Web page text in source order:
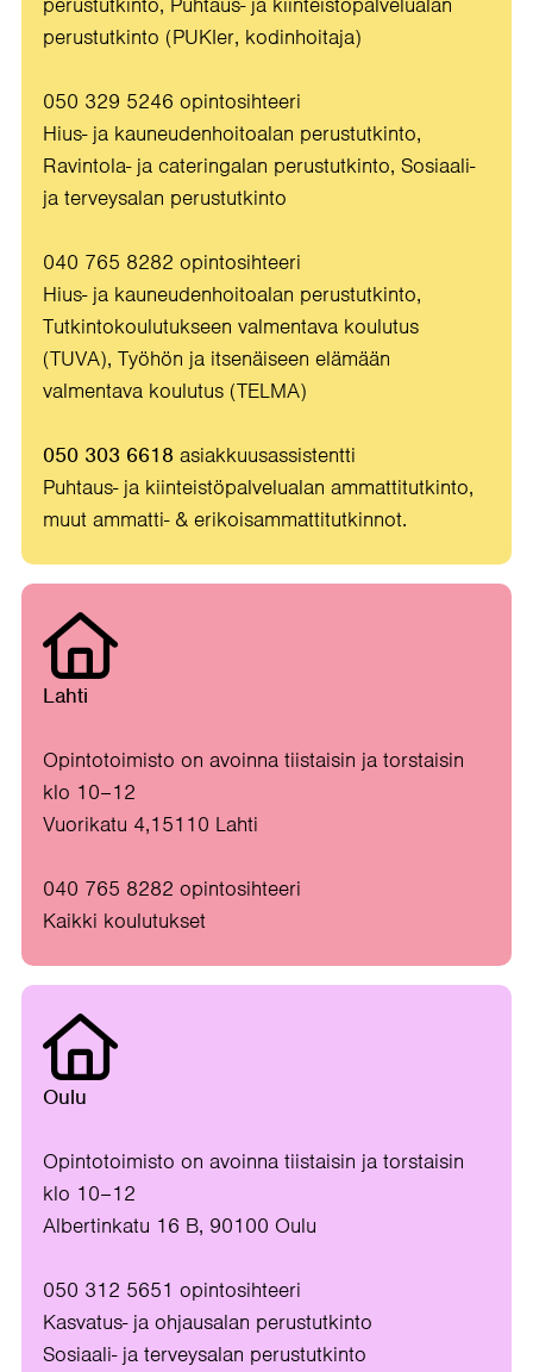
perustutkinto (PUKIer, kodinhoitaja)
050 329 5246 opintosihteeri
Hius- ja kauneudenhoitoalan perustutkinto,
Ravintola- ja cateringalan perustutkinto, Sosiaali-
ja terveysalan perustutkinto
040 765 8282 opintosihteeri
Hius- ja kauneudenhoitoalan perustutkinto,
Tutkintokoulutukseen valmentava koulutus
(TUVA), Työhön ja itsenäiseen elämään
valmentava koulutus (TELMA)
050 303 6618asiakkuusassistentti
Puhtaus- ja kiinteistöpalvelualan ammattitutkinto,
muut ammatti- & erikoisammattitutkinnot.
Lahti
Opintotoimisto on avoinna tiistaisin ja torstaisin
klo 10–12
Vuorikatu 4,15110 Lahti
040 765 8282 opintosihteeri
Kaikki koulutukset
Oulu
Opintotoimisto on avoinna tiistaisin ja torstaisin
klo 10–12
Albertinkatu 16 B, 90100 Oulu
050 312 5651 opintosihteeri
Kasvatus- ja ohjausalan perustutkinto
Sosiaali- ja terveysalan perustutkinto